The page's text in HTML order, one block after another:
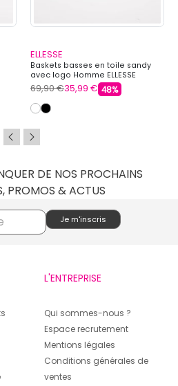
ELLESSE
Baskets basses en toile sandy
avec logo Homme ELLESSE
69,90 €35,99 € 48%
DE NOS PROCHAINS
PROMOS & ACTUS
L'ENTREPRISE
Qui sommes-nous ?
Espace recrutement
Mentions légales
Conditions générales de
ventes